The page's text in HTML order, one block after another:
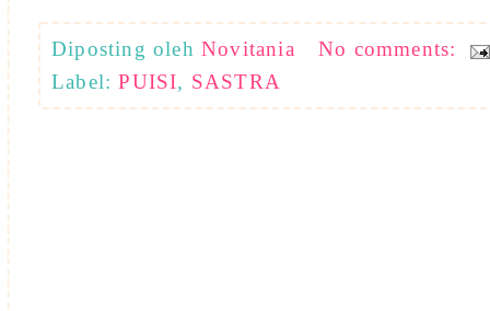
Diposting oleh Novitania
No comments:
Label:PUISI, SASTRA